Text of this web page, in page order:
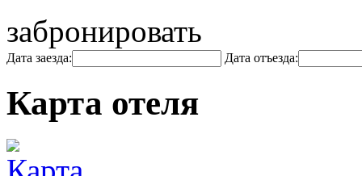
забронировать
Дата заезда: Дата отъезда:
Карта отеля